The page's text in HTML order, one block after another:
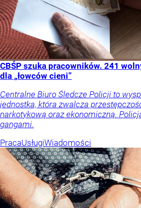
CBŚP szuka pracowników. 241
dla „łowców cieni”
Centralne Biuro Śledcze Policji to
jednostka, która zwalcza
narkotykową oraz ekonomiczną.
gangami.
PracaUsługiWiadomości